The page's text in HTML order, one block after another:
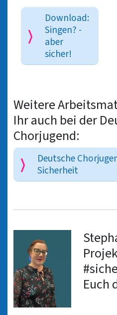
Download:
Singen? -
aber
sicher!
Weitere
Ihr auch bei der
Chorjugend:
Deutsche
Sicherheit
Euch